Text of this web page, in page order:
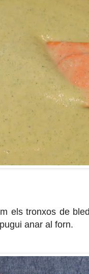
els tronxos de
anar al forn.